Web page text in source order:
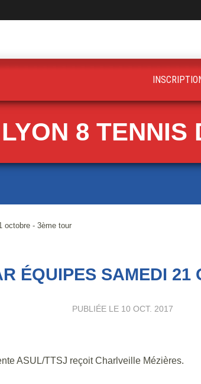
8 TENNIS
octobre - 3ème tour
ÉQUIPES SAMEDI 21
PUBLIÉE LE 10 OCT. 2017
ASUL/TTSJ reçoit Charlveille Mézières.